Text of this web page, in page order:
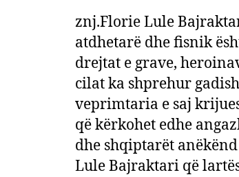
znj.Florie Lule
atdhetarë dhe fisnik
drejtat e grave,
cilat ka shprehur
veprimtaria e saj
që kërkohet edhe
dhe shqiptarët
Lule Bajraktari që